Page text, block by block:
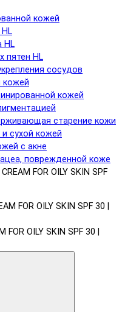
кожей
HL
пятен HL
сосудов
кожей
кожей
старение кожи
сухой кожей
с акне
поврежденной коже
FOR OILY SKIN SPF
FOR OILY SKIN SPF 30 |